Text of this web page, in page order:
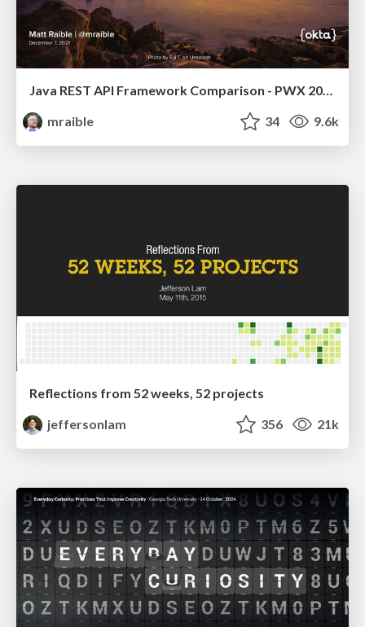
mraible
34 9.6k
Reflections from 52 weeks, 52 projects
jeffersonlam
356 21k